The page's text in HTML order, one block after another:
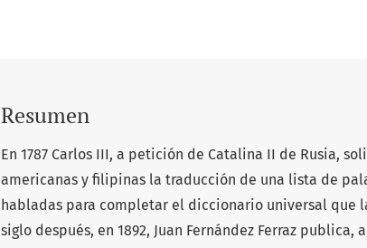
Resumen
En 1787 Carlos III, a petición de Catalina II de Rusia,
americanas y filipinas la traducción de una lista de
habladas para completar el diccionario universal que
siglo después, en 1892, Juan Fernández Ferraz publica,